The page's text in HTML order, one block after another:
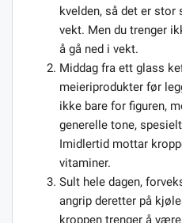
kvelden, så det er stor
vekt. Men du trenger
å gå ned i vekt.
Middag fra ett glass
meieriprodukter før
ikke bare for figuren,
generelle tone,
Imidlertid mottar
vitaminer.
Sult hele dagen,
angrip deretter på
kroppen trenger å